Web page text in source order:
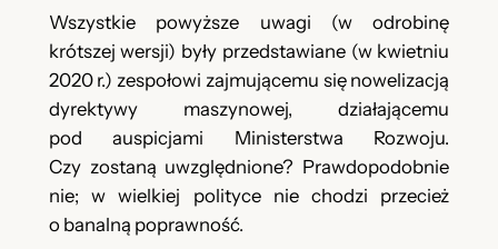
Wszystkie powyższe uwagi (w odrobinę
krótszej wersji) były przedstawiane (w kwietniu
2020 r.) zespołowi zajmującemu się nowelizacją
dyrektywy maszynowej, działającemu
pod auspicjami Ministerstwa Rozwoju.
Czy zostaną uwzględnione? Prawdopodobnie
nie; w wielkiej polityce nie chodzi przecież
o banalną poprawność.